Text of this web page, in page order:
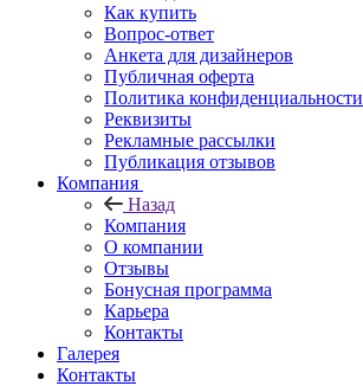
Как купить
Вопрос-ответ
Анкета для дизайнеров
Публичная оферта
Политика конфиденциальности
Реквизиты
Рекламные рассылки
Публикация отзывов
Компания
Назад
Компания
О компании
Отзывы
Бонусная программа
Карьера
Контакты
Галерея
Контакты